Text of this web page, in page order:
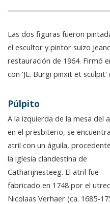
Las dos figuras fueron
el escultor y pintor suizo
restauración de 1964. Firmó
con 'JE. Bürgi pinxit et
Púlpito
A la izquierda de la mesa del
en el presbiterio, se
atril con un águila,
la iglesia clandestina de
Catharijnesteeg. El atril fue
fabricado en 1748 por el
Nicolaas Verhaer (ca. 1685-